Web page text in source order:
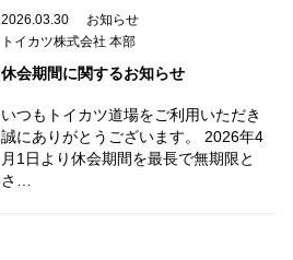
2026.03.30
お知らせ
トイカツ株式会社 本部
休会期間に関するお知らせ
いつもトイカツ道場をご利用いただき
誠にありがとうございます。 2026年4
月1日より休会期間を最長で無期限と
さ…